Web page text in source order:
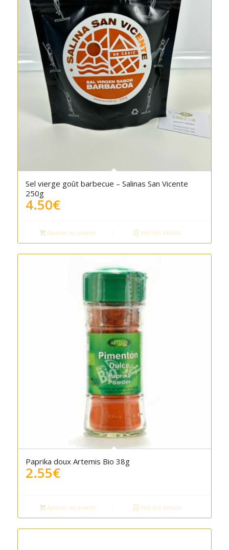
Sel vierge goût barbecue – Salinas San Vicente
250g
4.50€
Ajouter au panier Voir les détails
Paprika doux Artemis Bio 38g
2.55€
Ajouter au panier Voir les détails